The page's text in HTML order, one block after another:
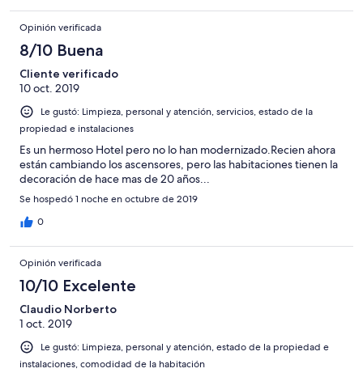
Opinión verificada
8/10 Buena
Cliente verificado
10 oct. 2019
Le gustó: Limpieza, personal y atención, servicios, estado de la
propiedad e instalaciones
Es un hermoso Hotel pero no lo han modernizado.Recien ahora
están cambiando los ascensores, pero las habitaciones tienen la
decoración de hace mas de 20 años...
Se hospedó 1 noche en octubre de 2019
0
Opinión verificada
10/10 Excelente
Claudio Norberto
1 oct. 2019
Le gustó: Limpieza, personal y atención, estado de la propiedad e
instalaciones, comodidad de la habitación